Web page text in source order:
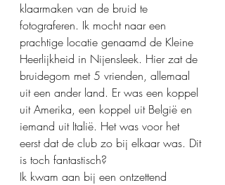
klaarmaken van de bruid te
fotograferen. Ik mocht naar een
prachtige locatie genaamd de Kleine
Heerlijkheid in Nijensleek. Hier zat de
bruidegom met 5 vrienden, allemaal
uit een ander land. Er was een koppel
uit Amerika, een koppel uit België en
iemand uit Italië. Het was voor het
eerst dat de club zo bij elkaar was. Dit
is toch fantastisch?
Ik kwam aan bij een ontzettend